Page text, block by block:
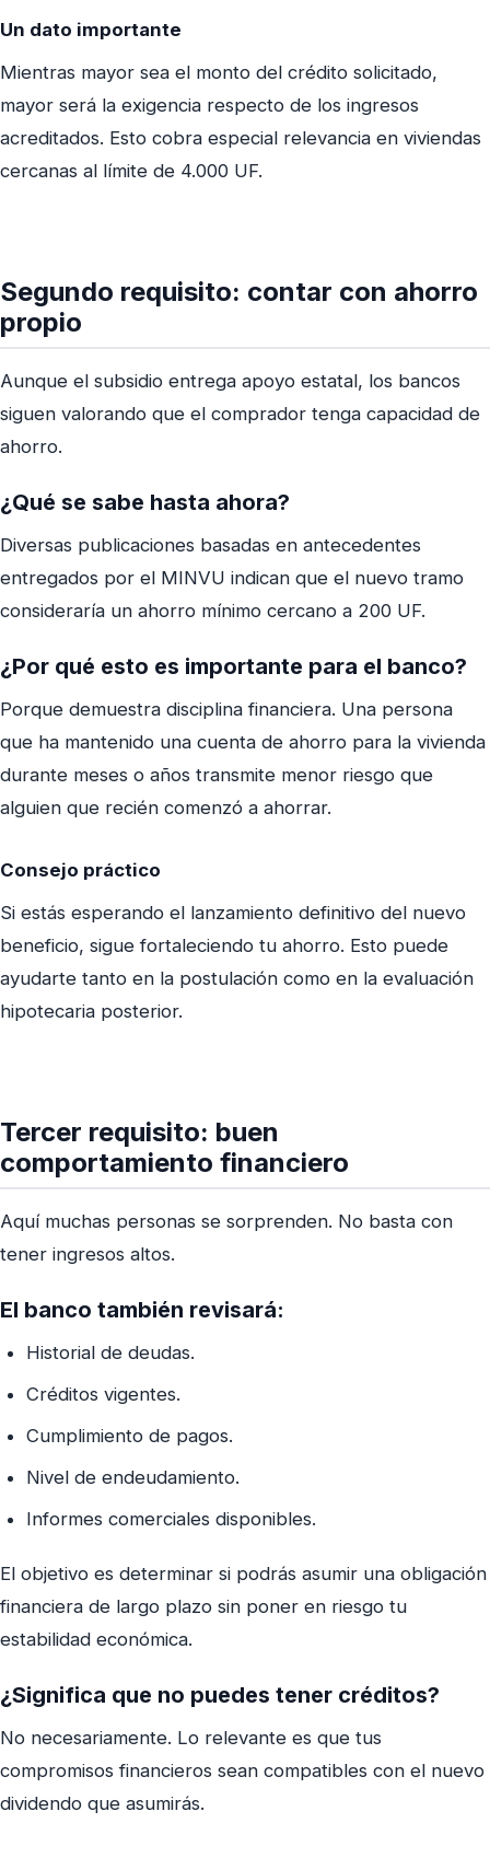
Un dato importante
Mientras mayor sea el monto del crédito solicitado,
mayor será la exigencia respecto de los ingresos
acreditados. Esto cobra especial relevancia en viviendas
cercanas al límite de 4.000 UF.
Segundo requisito: contar con ahorro
propio
Aunque el subsidio entrega apoyo estatal, los bancos
siguen valorando que el comprador tenga capacidad de
ahorro.
¿Qué se sabe hasta ahora?
Diversas publicaciones basadas en antecedentes
entregados por el MINVU indican que el nuevo tramo
consideraría un ahorro mínimo cercano a 200 UF.
¿Por qué esto es importante para el banco?
Porque demuestra disciplina financiera. Una persona
que ha mantenido una cuenta de ahorro para la vivienda
durante meses o años transmite menor riesgo que
alguien que recién comenzó a ahorrar.
Consejo práctico
Si estás esperando el lanzamiento definitivo del nuevo
beneficio, sigue fortaleciendo tu ahorro. Esto puede
ayudarte tanto en la postulación como en la evaluación
hipotecaria posterior.
Tercer requisito: buen
comportamiento financiero
Aquí muchas personas se sorprenden. No basta con
tener ingresos altos.
El banco también revisará:
Historial de deudas.
Créditos vigentes.
Cumplimiento de pagos.
Nivel de endeudamiento.
Informes comerciales disponibles.
El objetivo es determinar si podrás asumir una obligación
financiera de largo plazo sin poner en riesgo tu
estabilidad económica.
¿Significa que no puedes tener créditos?
No necesariamente. Lo relevante es que tus
compromisos financieros sean compatibles con el nuevo
dividendo que asumirás.